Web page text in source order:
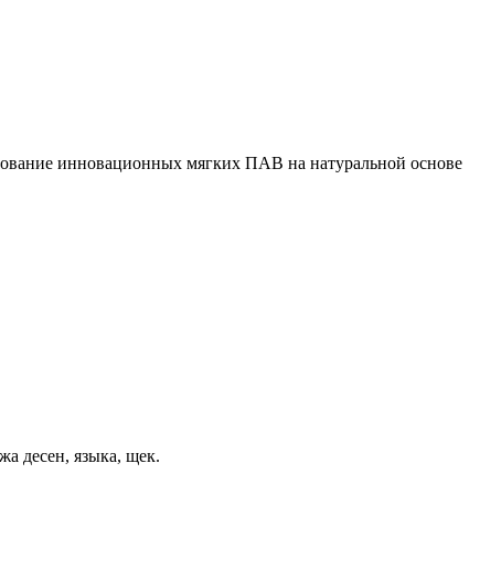
инновационных мягких ПАВ на натуральной основе
десен, языка, щек.